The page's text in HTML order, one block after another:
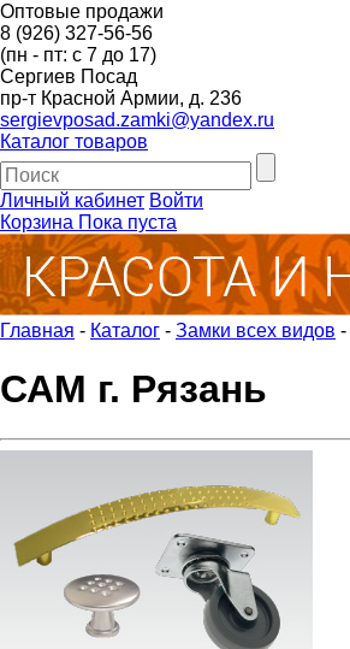
Оптовые продажи
8 (926) 327-56-56
(пн - пт: с 7 до 17)
Сергиев Посад
пр-т Красной Армии, д. 236
sergievposad.zamki@yandex.ru
Каталог товаров
Личный кабинет Войти
Корзина Пока пуста
Главная - Каталог - Замки всех видов -
САМ г. Рязань